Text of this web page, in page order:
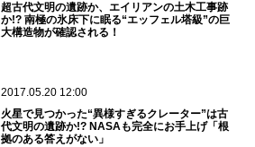
超古代文明の遺跡か、エイリアンの土木工事跡
か!? 南極の氷床下に眠る“エッフェル塔級”の巨
大構造物が確認される！
2017.05.20 12:00
火星で見つかった“異様すぎるクレーター”は古
代文明の遺跡か!? NASAも完全にお手上げ「根
拠のある答えがない」